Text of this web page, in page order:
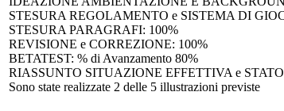
STESURA REGOLAMENTO e SISTEMA DI
STESURA PARAGRAFI: 100%
REVISIONE e CORREZIONE: 100%
BETATEST: % di Avanzamento 80%
RIASSUNTO SITUAZIONE EFFETTIVA e STATO
Sono state realizzate 2 delle 5 illustrazioni previste